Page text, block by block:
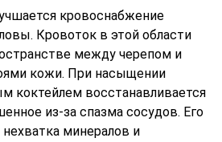
кровоснабжение
Кровоток в этой области
между черепом и
кожи. При насыщении
коктейлем восстанавливается
из-за спазма сосудов. Его
минералов и